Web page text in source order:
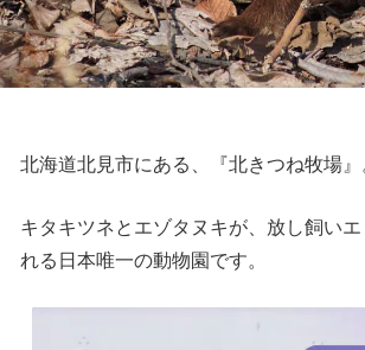
北海道北見市にある、『北きつね牧場』
キタキツネとエゾタヌキが、放し飼い
れる日本唯一の動物園です。